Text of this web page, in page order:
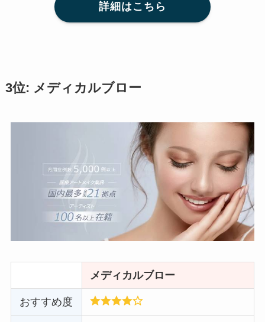
詳細はこちら
3位: メディカルブロー
メディカルブロー
おすすめ度